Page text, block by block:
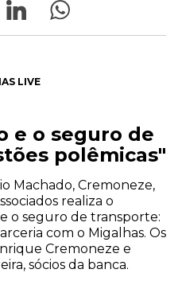
LIVE
e o seguro de
polêmicas"
Machado, Cremoneze,
realiza o
o seguro de transporte:
com o Migalhas. Os
Cremoneze e
sócios da banca.